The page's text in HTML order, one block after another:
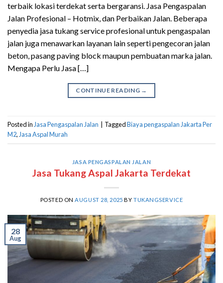
terbaik lokasi terdekat serta bergaransi. Jasa Pengaspalan
Jalan Profesional – Hotmix, dan Perbaikan Jalan. Beberapa
penyedia jasa tukang service profesional untuk pengaspalan
jalan juga menawarkan layanan lain seperti pengecoran jalan
beton, pasang paving block maupun pembuatan marka jalan.
Mengapa Perlu Jasa […]
CONTINUE READING →
Posted in Jasa Pengaspalan Jalan TaggedBiaya pengaspalan Jakarta Per
M2, Jasa Aspal Murah
JASA PENGASPALAN JALAN
Jasa Tukang Aspal Jakarta Terdekat
POSTED ONAUGUST 28, 2025 BY TUKANGSERVICE
28
Aug